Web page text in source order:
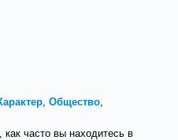
, Общество,
часто вы находитесь в